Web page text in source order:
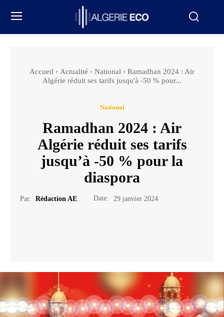
Accueil Actualité National
Ramadhan 2024 : Air
Algérie réduit ses tarifs jusqu'à -50 % pour...
National
Ramadhan 2024 : Air
Algérie réduit ses tarifs
jusqu’à -50 % pour la
diaspora
Par: Rédaction AE Date: 29 janvier 2024